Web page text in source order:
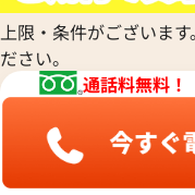
上限・条件がございま
ださい。
通話料無料！